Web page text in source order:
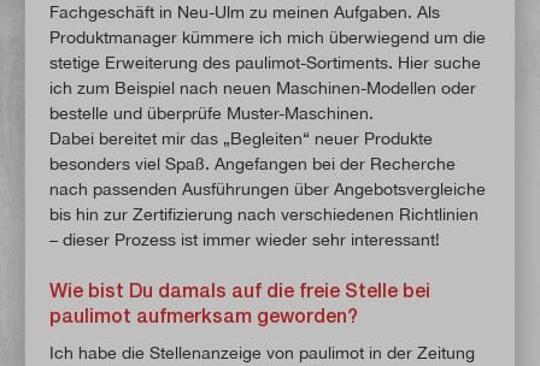
Fachgeschäft in Neu-Ulm zu meinen Aufgaben. Als
Produktmanager kümmere ich mich überwiegend um die
stetige Erweiterung des paulimot-Sortiments. Hier suche
ich zum Beispiel nach neuen Maschinen-Modellen oder
bestelle und überprüfe Muster-Maschinen.
Dabei bereitet mir das „Begleiten“ neuer Produkte
besonders viel Spaß. Angefangen bei der Recherche
nach passenden Ausführungen über Angebotsvergleiche
bis hin zur Zertifizierung nach verschiedenen Richtlinien
– dieser Prozess ist immer wieder sehr interessant!
Wie bist Du damals auf die freie Stelle bei
paulimot aufmerksam geworden?
Ich habe die Stellenanzeige von paulimot in der Zeitung